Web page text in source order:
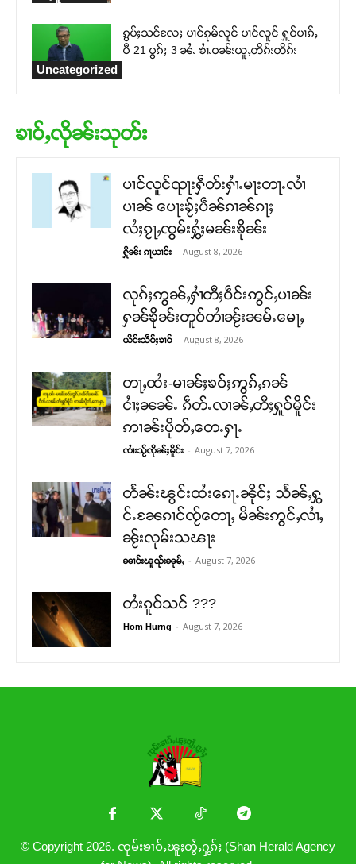
Uncategorized
ၵွပ်ႈသင်လႄႈ ပၢင်ၵုမ်လူင် ပၢင်လူင် ႁူဝ်ပၢၵ်ႇ
ပီ 21 ပွၵ်ႈ 3 ၼႆႉ ၶၢႆႉဝၼ်းယူႇတိၵ်းတိၵ်း
ၶၢဝ်ႇလိုၼ်းသုတ်း
ပၢင်လူင်ၺႃးႁဵတ်းႁၢႆႉမႃးတႃႉလၢႆ
ပၢၼ် ​​ပေႃးၶႂ်ႈပဵၼ်ၵၢၼ်ၵႃႈ
လႆႈၵႂႃႇၸွမ်းႁွႆႈမၼ်းၶိုၼ်း
ႁိုၼ်း ၵႃယၢင်း - August 8, 2026
လုၵ်ႈဢွၼ်ႇႁၢႆတီႈဝဵင်းဢွင်ႇပၢၼ်း
ႁၼ်ၶိုၼ်းတူဝ်တၢႆၼႂ်းၼမ်ႉမေႃႇ
ယိင်းသဵဝ်ႈၶၢဝ် - August 8, 2026
တႃႇထႆး-မၢၼ်ႈၶဝ်ႈဢွၵ်ႇၵၼ်
ငၢႆႈၼၼ်ႉ ၵဵတ်ႉလၢၼ်ႇတီႈႁူဝ်မိူင်း
ဢၢၼ်းပိုတ်ႇတေႉႁႃႉ
ၸၢႆးသႂ်ၸိုၼ်ႈမိူင်း - August 7, 2026
တႅၼ်းၽွင်းထႆးၵေႃႉၼိုင်ႈ သႅၼ်ႇႁွ
င်ႉၼႄၵၢင်ၸႂ်တေႃႇ မိၼ်းဢွင်ႇလၢႆႇ
ၼႂ်းလုမ်းသၽႃး
ၼၢင်းၽူၺ်းၼုမ်ႇ - August 7, 2026
တႆးၵူဝ်သင် ???
Hom Hurng - August 7, 2026
© Copyright 2026. ၸုမ်းၶၢဝ်ႇၽူႈတွႆႇႁွၵ်ႈ (Shan Herald Agency